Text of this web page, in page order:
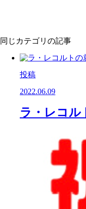
同じカテゴリの記事
投稿
2022.06.09
ラ・レコル